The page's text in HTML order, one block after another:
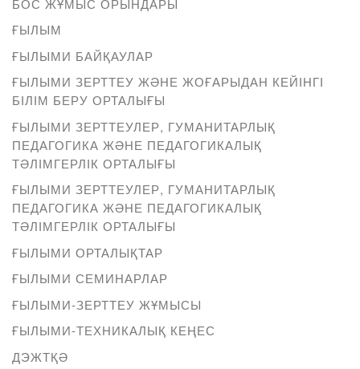
БОС ЖҰМЫС ОРЫНДАРЫ
ҒЫЛЫМ
ҒЫЛЫМИ БАЙҚАУЛАР
ҒЫЛЫМИ ЗЕРТТЕУ ЖӘНЕ ЖОҒАРЫДАН КЕЙІНГІ
БІЛІМ БЕРУ ОРТАЛЫҒЫ
ҒЫЛЫМИ ЗЕРТТЕУЛЕР, ГУМАНИТАРЛЫҚ
ПЕДАГОГИКА ЖӘНЕ ПЕДАГОГИКАЛЫҚ
ТӘЛІМГЕРЛІК ОРТАЛЫҒЫ
ҒЫЛЫМИ ЗЕРТТЕУЛЕР, ГУМАНИТАРЛЫҚ
ПЕДАГОГИКА ЖӘНЕ ПЕДАГОГИКАЛЫҚ
ТӘЛІМГЕРЛІК ОРТАЛЫҒЫ
ҒЫЛЫМИ ОРТАЛЫҚТАР
ҒЫЛЫМИ СЕМИНАРЛАР
ҒЫЛЫМИ-ЗЕРТТЕУ ЖҰМЫСЫ
ҒЫЛЫМИ-ТЕХНИКАЛЫҚ КЕҢЕС
ДЭЖТҚӘ